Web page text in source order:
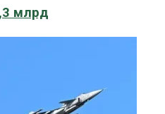
млрд